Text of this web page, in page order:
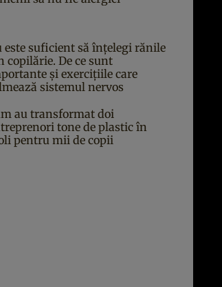
este suficient să înțelegi rănile
copilărie. De ce sunt
și exercițiile care
sistemul nervos
au transformat doi
tone de plastic în
pentru mii de copii